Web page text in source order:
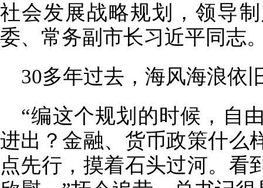
社会发展战略规划，领导
委、常务副市长习近平同志
30多年过去，海风海浪依
“编这个规划的时候，自
进出？金融、货币政策什么
点先行，摸着石头过河。看